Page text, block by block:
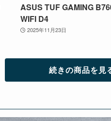
ASUS TUF GAMING
WIFI D4
2025年11月23日
続きの商品を見